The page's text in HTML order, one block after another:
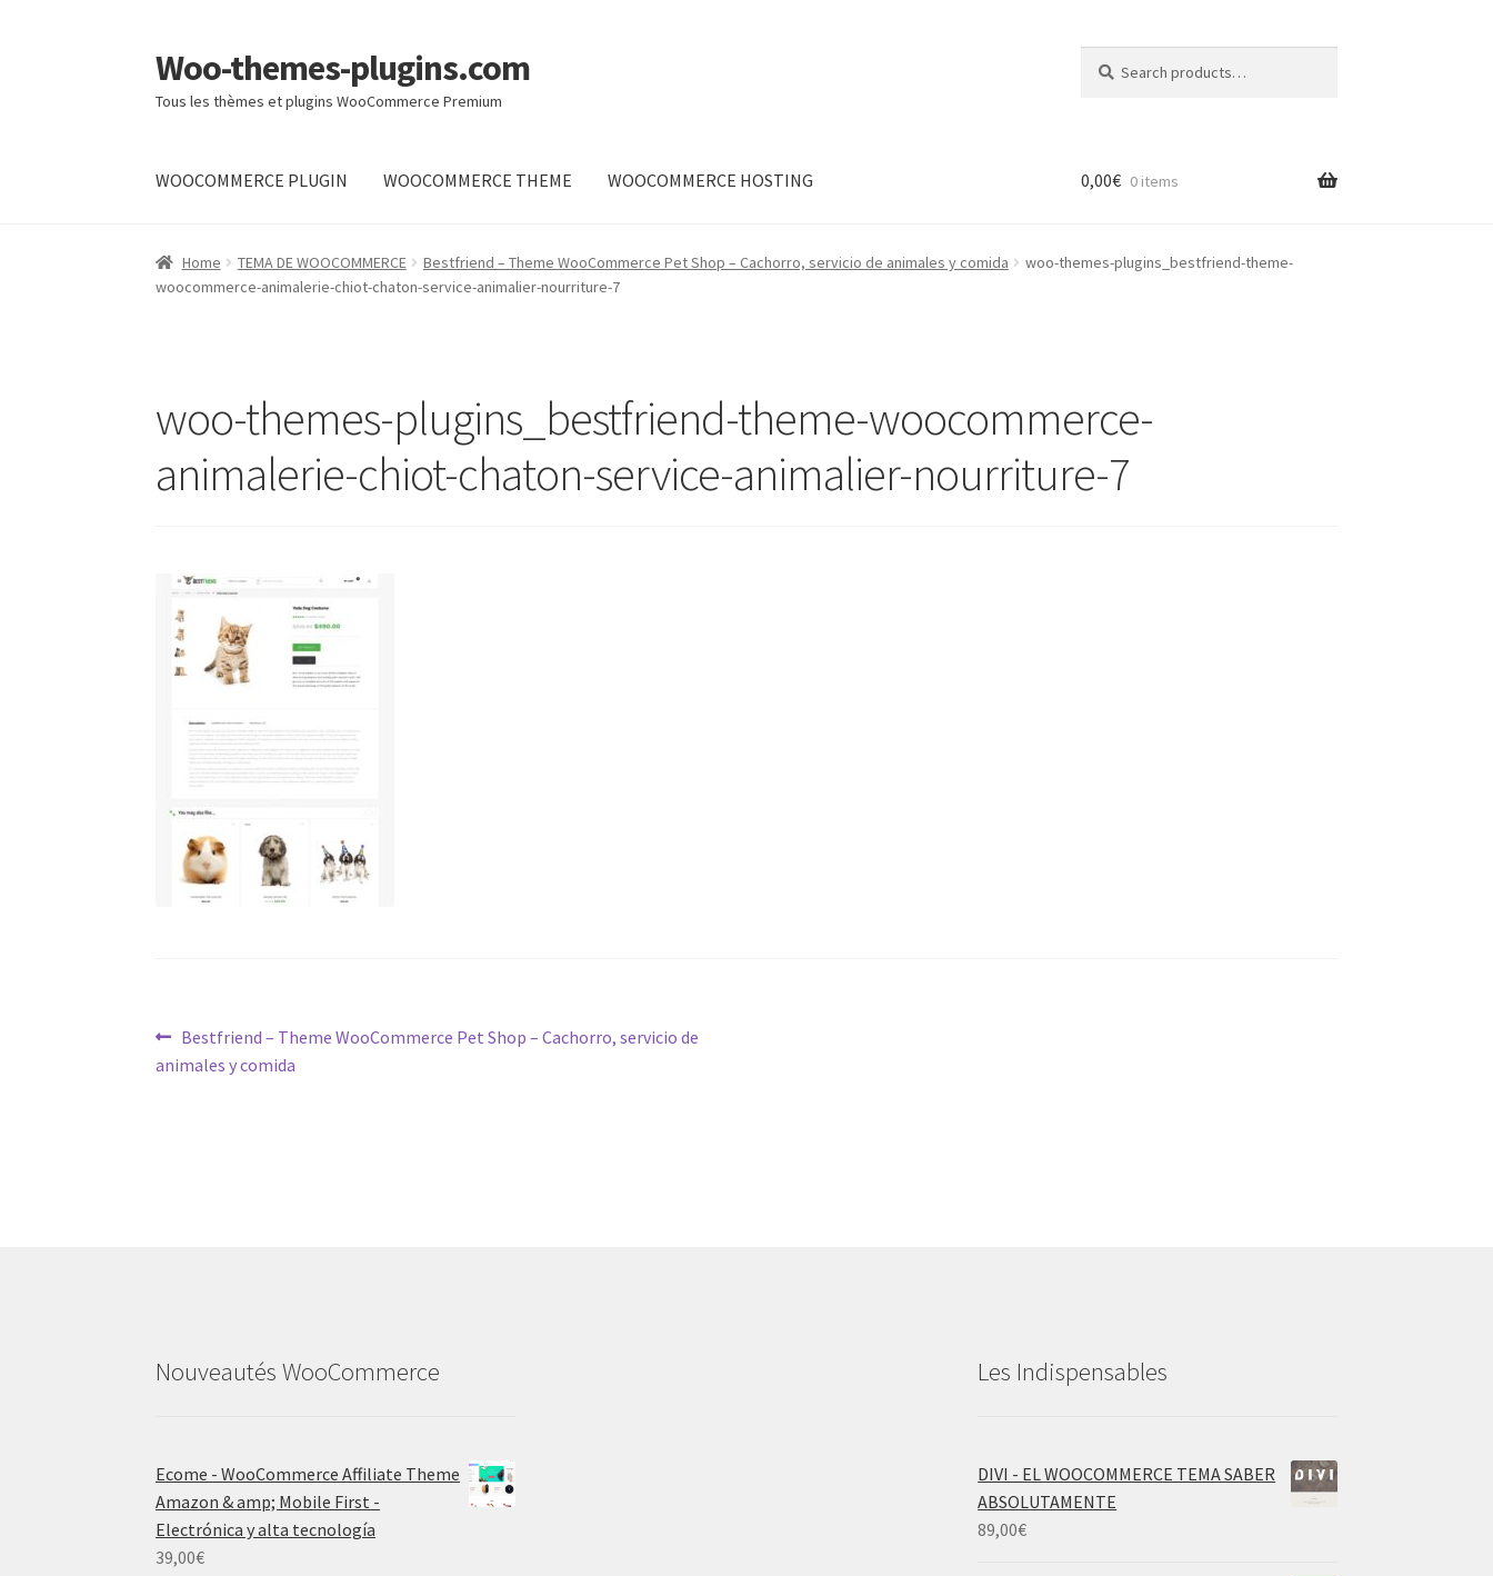
Skip
to
navigation
Skip
to
content
Woo-themes-plugins.com
Tous les thèmes et plugins WooCommerce Premium
for:
WOOCOMMERCE PLUGIN WOOCOMMERCE THEME WOOCOMMERCE HOSTING
Home
0,00€ 0 items
Home TEMA DE WOOCOMMERCE Bestfriend – Theme WooCommerce Pet Shop – Cachorro, servicio de animales y comida
woo-themes-plugins_bestfriend-theme-
woocommerce-animalerie-chiot-chaton-service-animalier-nourriture-7
woo-themes-plugins_bestfriend-theme-woocommerce-
animalerie-chiot-chaton-service-animalier-nourriture-7
Post
navigation
Previous
post:
Bestfriend – Theme WooCommerce Pet Shop – Cachorro, servicio de
animales y comida
Nouveautés WooCommerce
Ecome - WooCommerce Affiliate Theme
Amazon & amp; Mobile First -
Electrónica y alta tecnología
39,00€
Les Indispensables
DIVI - EL WOOCOMMERCE TEMA SABER
ABSOLUTAMENTE
89,00€